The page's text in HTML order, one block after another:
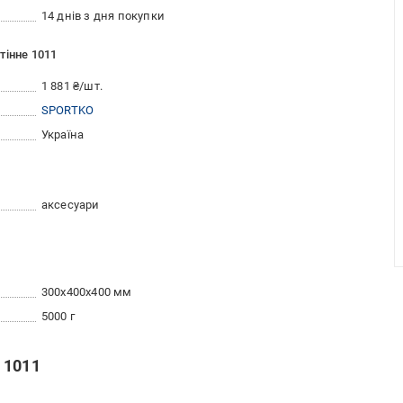
14 днів з дня покупки
1011
1 881 ₴/шт.
SPORTKO
Україна
аксесуари
300x400x400 мм
5000 г